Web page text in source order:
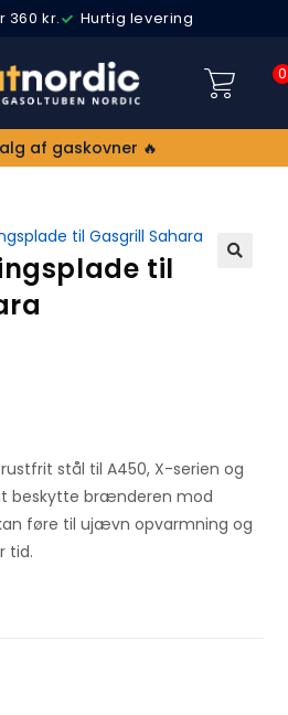
360 kr. Hurtig levering
0
af gaskovner 🔥
til
stål til A450, X-serien og
beskytte brænderen mod
føre til ujævn opvarmning og
tid.